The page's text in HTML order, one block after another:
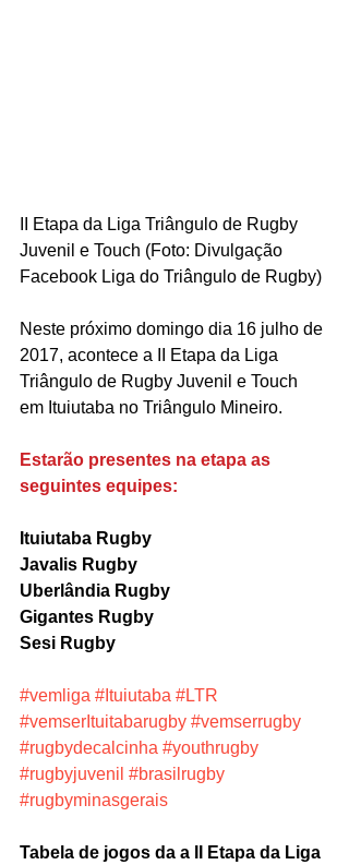
II Etapa da Liga Triângulo de Rugby
Juvenil e Touch (Foto: Divulgação
Facebook Liga do Triângulo de Rugby)
Neste próximo domingo dia 16 julho de
2017, acontece a II Etapa da Liga
Triângulo de Rugby Juvenil e Touch
em Ituiutaba no Triângulo Mineiro.
Estarão presentes na etapa as
seguintes equipes:
Ituiutaba Rugby
Javalis Rugby
Uberlândia Rugby
Gigantes Rugby
Sesi Rugby
#vemliga #Ituiutaba #LTR
#vemserItuitabarugby #vemserrugby
#rugbydecalcinha #youthrugby
#rugbyjuvenil #brasilrugby
#rugbyminasgerais
Tabela de jogos da a II Etapa da Liga